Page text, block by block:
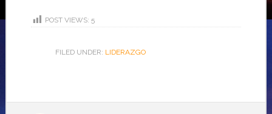
POST VIEWS: 5
FILED UNDER: LIDERAZGO